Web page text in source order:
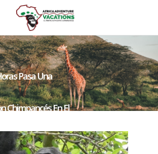
Pasa Una
Chimpancés En El
Del Bosque De